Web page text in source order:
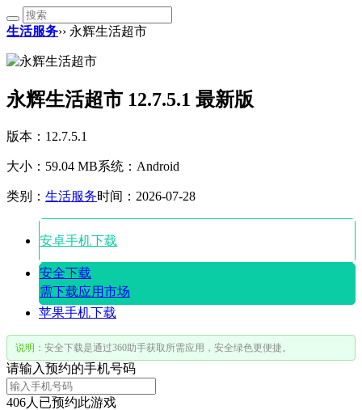
生活服务›› 永辉生活超市
永辉生活超市 12.7.5.1 最新版
版本：12.7.5.1
大小：59.04 MB系统：Android
类别： 生活服务时间：2026-07-28
安卓手机下载
安全下载
需下载应用市场
苹果手机下载
说明： 安全下载是通过360助手获取所需应用，安全绿色更便捷。
请输入预约的手机号码
406人已预约此游戏